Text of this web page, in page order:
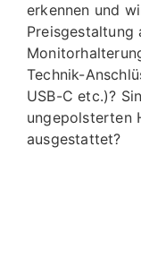
erkennen und
Preisgestaltung
Technik-
USB-C etc.)?
ungepolsterten
ausgestattet?